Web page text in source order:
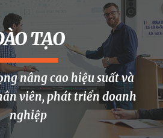
TẠO
nâng cao hiệu suất và
viên, phát triển doanh
nghiệp